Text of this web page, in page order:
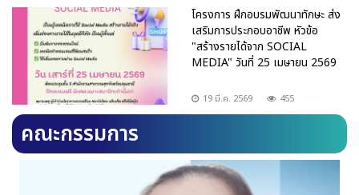
โครงการ ฝึกอบรมพัฒนาทักษะ ส่ง
เสริมการประกอบอาชีพ หัวข้อ
"สร้างรายได้จาก SOCIAL
MEDIA" วันที่ 25 เมษายน 2569
19 มี.ค. 2569 455
คณะกรรมการ